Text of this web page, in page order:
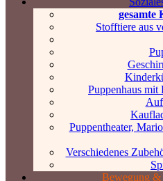
gesamte
Stofftiere aus
Puppenhaus mit
Puppentheater,
Verschiedenes
Bewegung